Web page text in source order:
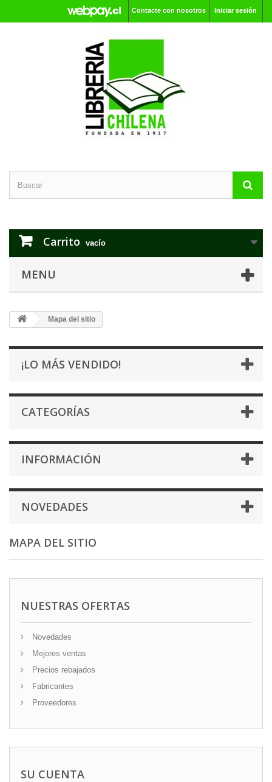
Iniciar sesión
Contacte con nosotros
Carrito vacío
MENU
Mapa del sitio
¡LO MÁS VENDIDO!
CATEGORÍAS
INFORMACIÓN
NOVEDADES
MAPA DEL SITIO
NUESTRAS OFERTAS
Novedades
Mejores ventas
Precios rebajados
Fabricantes
Proveedores
SU CUENTA